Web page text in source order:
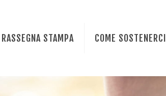
RASSEGNA STAMPA COME